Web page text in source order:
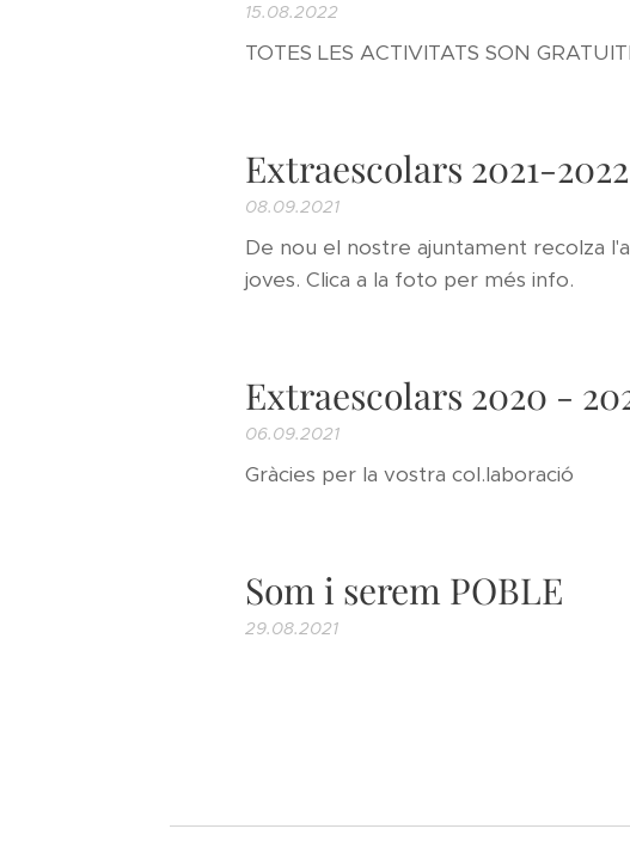
15.08.2022
TOTES LES ACTIVITATS SON
Extraescolars 2021-
08.09.2021
De nou el nostre ajuntament recolza
joves. Clica a la foto per més info.
Extraescolars 2020 -
06.09.2021
Gràcies per la vostra col.laboració
Som i serem POBLE
29.08.2021